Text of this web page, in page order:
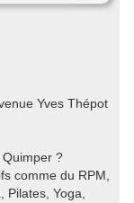
Yves Thépot
?
comme du RPM,
Yoga,